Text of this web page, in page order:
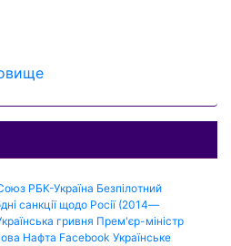
РБК-Україна Безпілотний
санкції щодо Росії (2014—
гривня Прем'єр-міністр
Нафта Facebook Українське